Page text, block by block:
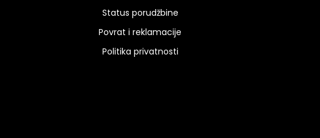
Status porudžbine
Povrat i reklamacije
Politika privatnosti